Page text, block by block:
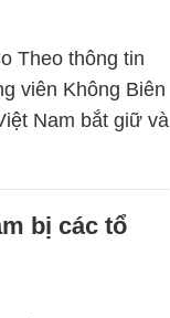
Theo thông tin
viên Không Biên
Nam bắt giữ và
bị các tổ